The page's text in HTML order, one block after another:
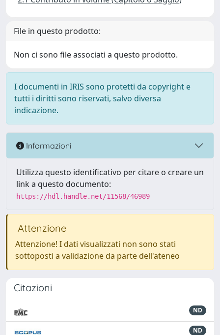
File in questo prodotto:
Non ci sono file associati a questo prodotto.
I documenti in IRIS sono protetti da copyright e
tutti i diritti sono riservati, salvo diversa
indicazione.
Informazioni
Utilizza questo identificativo per citare o creare un
link a questo documento:
https://hdl.handle.net/11568/46989
Attenzione
Attenzione! I dati visualizzati non sono stati
sottoposti a validazione da parte dell'ateneo
Citazioni
ND
ND